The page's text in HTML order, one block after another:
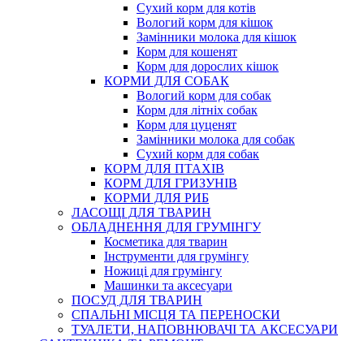
Сухий корм для котів
Вологий корм для кішок
Замінники молока для кішок
Корм для кошенят
Корм для дорослих кішок
КОРМИ ДЛЯ СОБАК
Вологий корм для собак
Корм для літніх собак
Корм для цуценят
Замінники молока для собак
Сухий корм для собак
КОРМ ДЛЯ ПТАХІВ
КОРМ ДЛЯ ГРИЗУНІВ
КОРМИ ДЛЯ РИБ
ЛАСОЩІ ДЛЯ ТВАРИН
ОБЛАДНЕННЯ ДЛЯ ГРУМІНГУ
Косметика для тварин
Інструменти для грумінгу
Ножиці для грумінгу
Машинки та аксесуари
ПОСУД ДЛЯ ТВАРИН
СПАЛЬНІ МІСЦЯ ТА ПЕРЕНОСКИ
ТУАЛЕТИ, НАПОВНЮВАЧІ ТА АКСЕСУАРИ